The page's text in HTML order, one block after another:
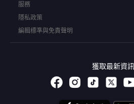
服務
隱私政策
編輯標準與免責聲明
獲取最新資訊